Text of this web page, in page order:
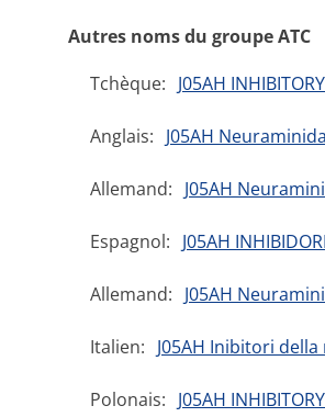
Autres noms du groupe ATC
Tchèque: J05AH
Anglais: J05AH
Allemand: J05AH
Espagnol: J05AH
Allemand: J05AH
Italien: J05AH Inibitori
Polonais: J05AH